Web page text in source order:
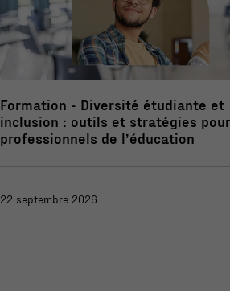
Formation - Diversité étudiante et
inclusion : outils et stratégies
professionnels de l’éducation
22 septembre 2026